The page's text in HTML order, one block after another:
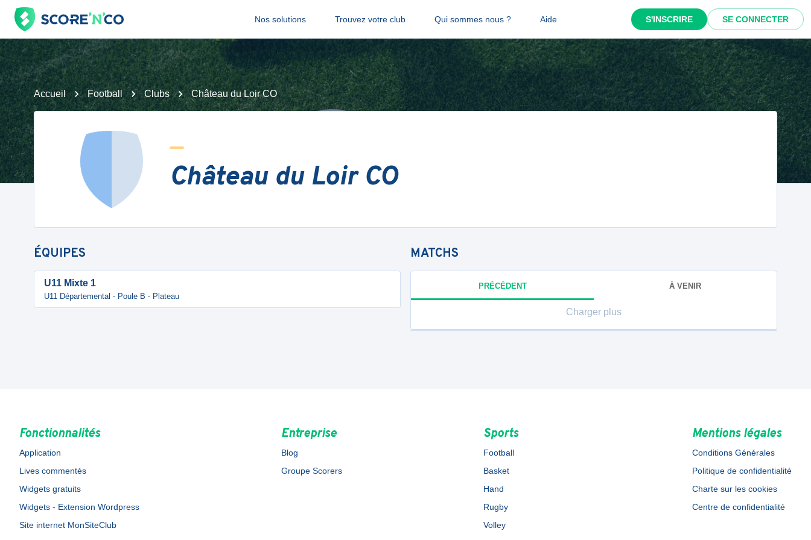
Nos solutions Trouvez votre club Qui sommes nous ? Aide S'INSCRIRE SE CONNECTER
Accueil Football Clubs Château du Loir CO
Château du Loir CO
ÉQUIPES
U11 Mixte 1
U11 Départemental - Poule B - Plateau
MATCHS
PRÉCÉDENT À VENIR
Charger plus
Fonctionnalités
Application
Lives commentés
Widgets gratuits
Widgets - Extension Wordpress
Site internet MonSiteClub
Entreprise
Blog
Groupe Scorers
Sports
Football
Basket
Hand
Rugby
Volley
Mentions légales
Conditions Générales
Politique de confidentialité
Charte sur les cookies
Centre de confidentialité